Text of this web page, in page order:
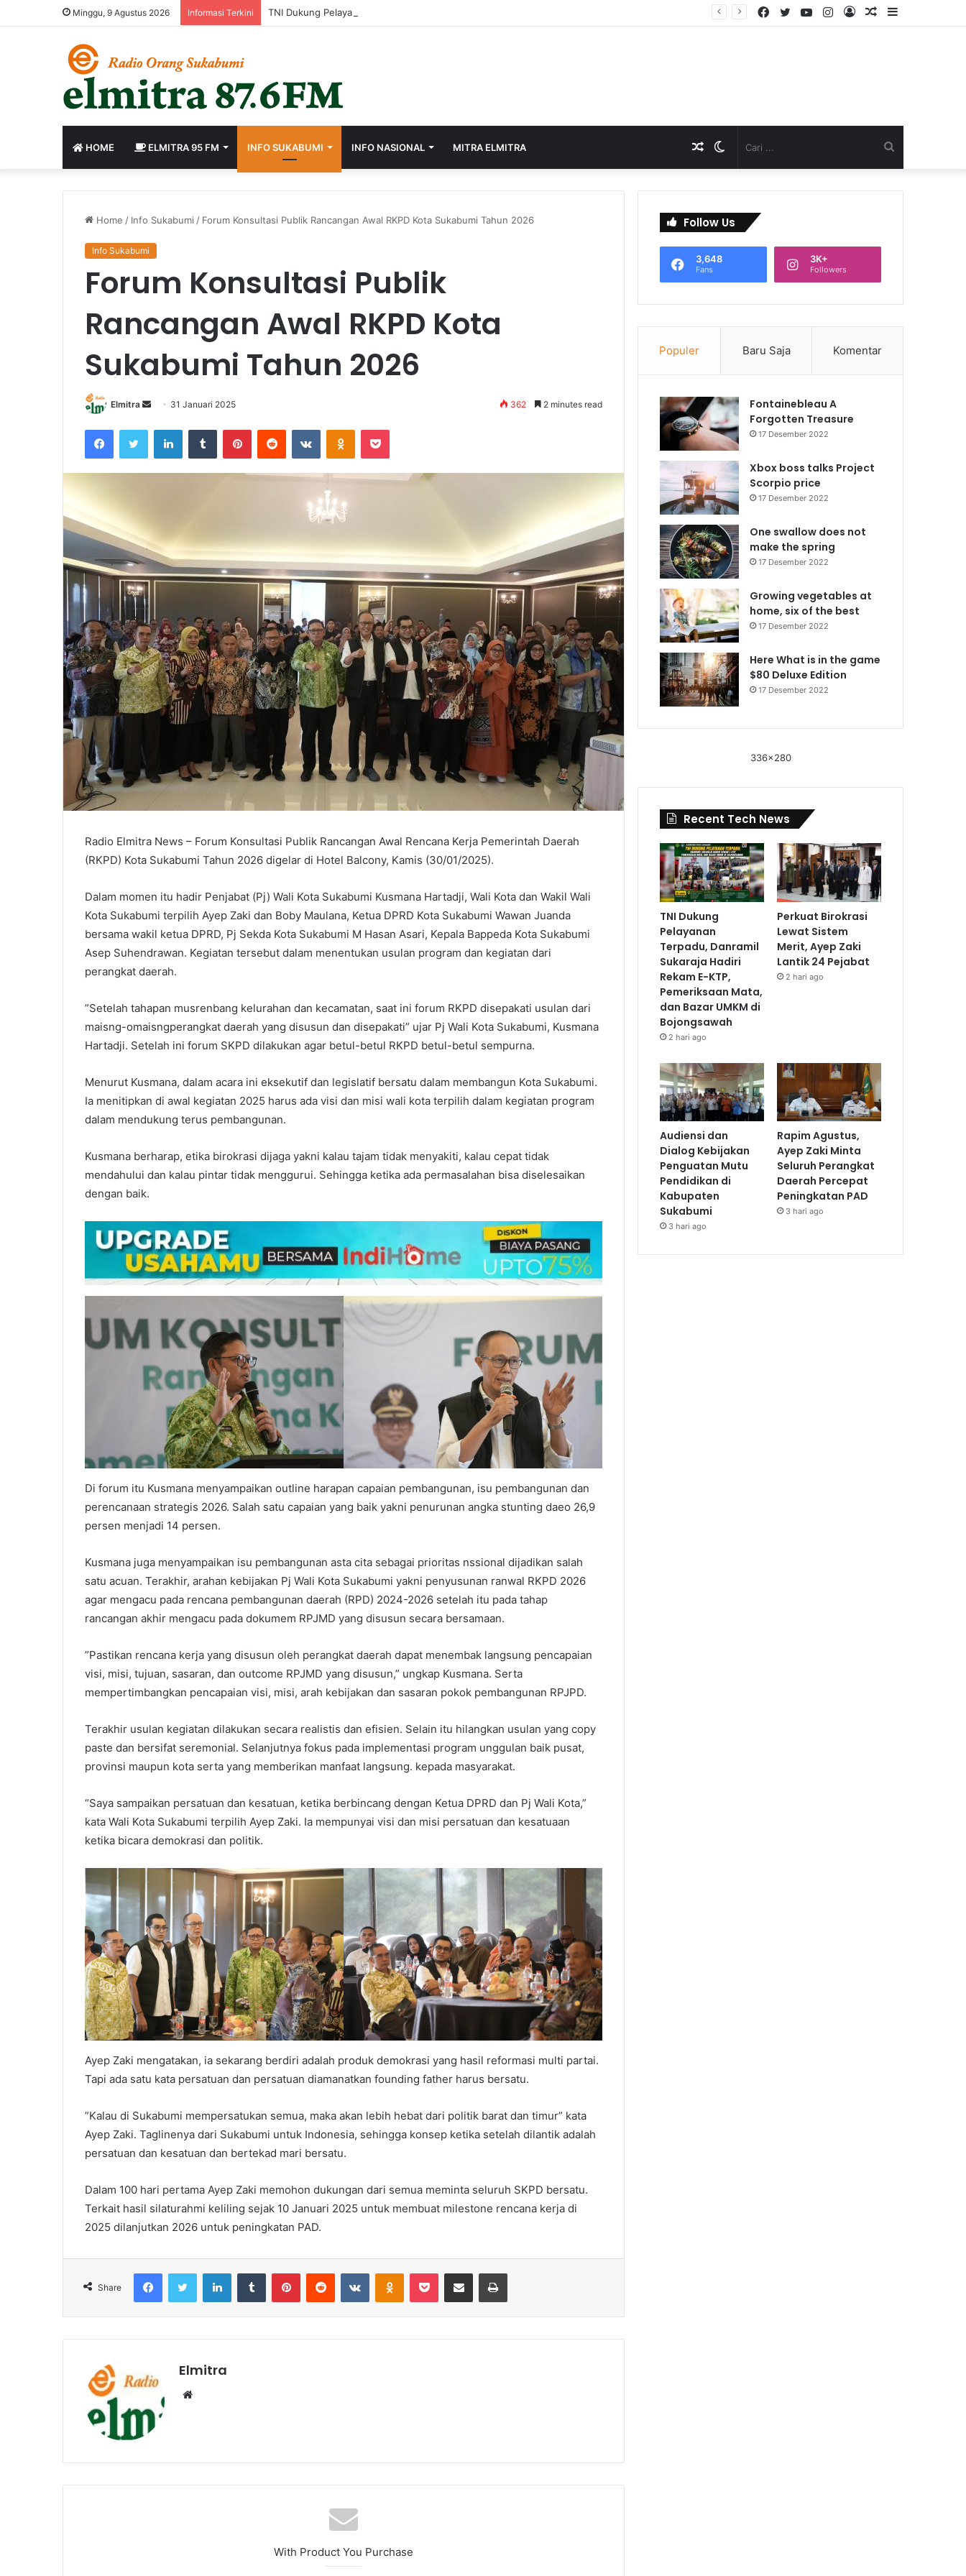
Minggu, 9 Agustus 2026 Informasi Terkini Sidebar
Artikel
Log
Instagram
YouTube
Twitter
Facebook
HOME ELMITRA 95 FM INFO SUKABUMI INFO NASIONAL MITRA ELMITRA
...
Switch
skin
Artikel
Acak
Home / Info Sukabumi / Forum Konsultasi Publik Rancangan Awal RKPD Kota Sukabumi Tahun 2026
Info Sukabumi
Forum Konsultasi Publik
Rancangan Awal RKPD Kota
Sukabumi Tahun 2026
Elmitra
Send
email
31 Januari 2025 362 2 minutes read
FacebookTwitter LinkedInTumblr PinterestReddit VKontakteOdnoklassniki
Pocket
Radio Elmitra News – Forum Konsultasi Publik Rancangan Awal Rencana Kerja Pemerintah Daerah
(RKPD) Kota Sukabumi Tahun 2026 digelar di Hotel Balcony, Kamis (30/01/2025).
Dalam momen itu hadir Penjabat (Pj) Wali Kota Sukabumi Kusmana Hartadji, Wali Kota dan Wakil Wali
Kota Sukabumi terpilih Ayep Zaki dan Boby Maulana, Ketua DPRD Kota Sukabumi Wawan Juanda
bersama wakil ketua DPRD, Pj Sekda Kota Sukabumi M Hasan Asari, Kepala Bappeda Kota Sukabumi
Asep Suhendrawan. Kegiatan tersebut dalam menentukan usulan program dan kegiatan dari
perangkat daerah.
”Setelah tahapan musrenbang kelurahan dan kecamatan, saat ini forum RKPD disepakati usulan dari
maisng-omaisngperangkat daerah yang disusun dan disepakati” ujar Pj Wali Kota Sukabumi, Kusmana
Hartadji. Setelah ini forum SKPD dilakukan agar betul-betul RKPD betul-betul sempurna.
Menurut Kusmana, dalam acara ini eksekutif dan legislatif bersatu dalam membangun Kota Sukabumi.
Ia menitipkan di awal kegiatan 2025 harus ada visi dan misi wali kota terpilih dalam kegiatan program
dalam mendukung terus pembangunan.
Kusmana berharap, etika birokrasi dijaga yakni kalau tajam tidak menyakiti, kalau cepat tidak
mendahului dan kalau pintar tidak menggurui. Sehingga ketika ada permasalahan bisa diselesaikan
dengan baik.
Di forum itu Kusmana menyampaikan outline harapan capaian pembangunan, isu pembangunan dan
perencanaan strategis 2026. Salah satu capaian yang baik yakni penurunan angka stunting daeo 26,9
persen menjadi 14 persen.
Kusmana juga menyampaikan isu pembangunan asta cita sebagai prioritas nssional dijadikan salah
satu acuan. Terakhir, arahan kebijakan Pj Wali Kota Sukabumi yakni penyusunan ranwal RKPD 2026
agar mengacu pada rencana pembangunan daerah (RPD) 2024-2026 setelah itu pada tahap
rancangan akhir mengacu pada dokumem RPJMD yang disusun secara bersamaan.
”Pastikan rencana kerja yang disusun oleh perangkat daerah dapat menembak langsung pencapaian
visi, misi, tujuan, sasaran, dan outcome RPJMD yang disusun,” ungkap Kusmana. Serta
mempertimbangkan pencapaian visi, misi, arah kebijakan dan sasaran pokok pembangunan RPJPD.
Terakhir usulan kegiatan dilakukan secara realistis dan efisien. Selain itu hilangkan usulan yang copy
paste dan bersifat seremonial. Selanjutnya fokus pada implementasi program unggulan baik pusat,
provinsi maupun kota serta yang memberikan manfaat langsung. kepada masyarakat.
“Saya sampaikan persatuan dan kesatuan, ketika berbincang dengan Ketua DPRD dan Pj Wali Kota,”
kata Wali Kota Sukabumi terpilih Ayep Zaki. Ia mempunyai visi dan misi persatuan dan kesatuaan
ketika bicara demokrasi dan politik.
Ayep Zaki mengatakan, ia sekarang berdiri adalah produk demokrasi yang hasil reformasi multi partai.
Tapi ada satu kata persatuan dan persatuan diamanatkan founding father harus bersatu.
”Kalau di Sukabumi mempersatukan semua, maka akan lebih hebat dari politik barat dan timur” kata
Ayep Zaki. Taglinenya dari Sukabumi untuk Indonesia, sehingga konsep ketika setelah dilantik adalah
persatuan dan kesatuan dan bertekad mari bersatu.
Dalam 100 hari pertama Ayep Zaki memohon dukungan dari semua meminta seluruh SKPD bersatu.
Terkait hasil silaturahmi keliling sejak 10 Januari 2025 untuk membuat milestone rencana kerja di
2025 dilanjutkan 2026 untuk peningkatan PAD.
Share
FacebookTwitter LinkedInTumblr PinterestReddit VKontakteOdnoklassniki
Pocket Share via Email Print
Elmitra
Website
With Product You Purchase
Follow Us
3,648
Fans
3K+
Followers
Populer Baru Saja Komentar
Fontainebleau A
Forgotten Treasure
17 Desember 2022
Xbox boss talks Project
Scorpio price
17 Desember 2022
One swallow does not
make the spring
17 Desember 2022
Growing vegetables at
home, six of the best
17 Desember 2022
Here What is in the game
$80 Deluxe Edition
17 Desember 2022
336x280
Recent Tech News
TNI Dukung
Pelayanan
Terpadu, Danramil
Sukaraja Hadiri
Rekam E-KTP,
Pemeriksaan Mata,
dan Bazar UMKM di
Bojongsawah
2 hari ago
Perkuat Birokrasi
Lewat Sistem
Merit, Ayep Zaki
Lantik 24 Pejabat
2 hari ago
Audiensi dan
Dialog Kebijakan
Penguatan Mutu
Pendidikan di
Kabupaten
Sukabumi
3 hari ago
Rapim Agustus,
Ayep Zaki Minta
Seluruh Perangkat
Daerah Percepat
Peningkatan PAD
3 hari ago